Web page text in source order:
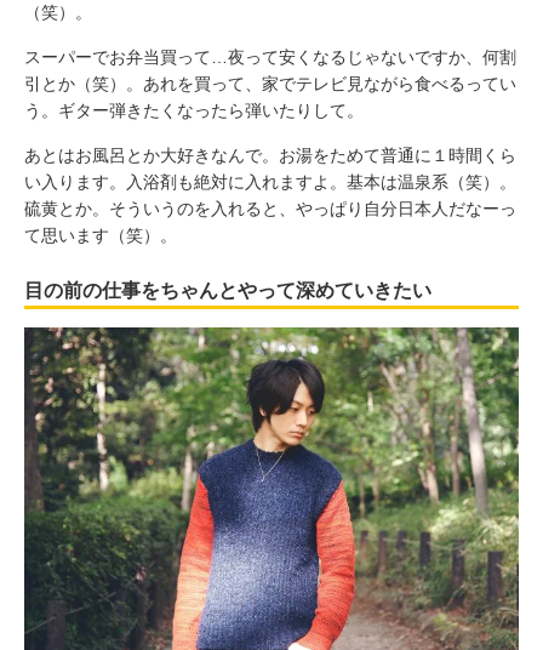
（笑）。
スーパーでお弁当買って…夜って安くなるじゃないですか、何割
引とか（笑）。あれを買って、家でテレビ見ながら食べるってい
う。ギター弾きたくなったら弾いたりして。
あとはお風呂とか大好きなんで。お湯をためて普通に１時間くら
い入ります。入浴剤も絶対に入れますよ。基本は温泉系（笑）。
硫黄とか。そういうのを入れると、やっぱり自分日本人だなーっ
て思います（笑）。
目の前の仕事をちゃんとやって深めていきたい